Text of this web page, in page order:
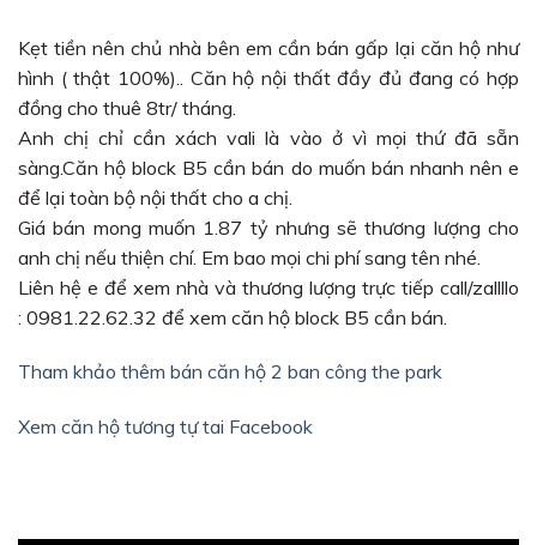
Kẹt tiền nên chủ nhà bên em cần bán gấp lại căn hộ như
hình ( thật 100%).. Căn hộ nội thất đầy đủ đang có hợp
đồng cho thuê 8tr/ tháng.
Anh chị chỉ cần xách vali là vào ở vì mọi thứ đã sẵn
sàng.Căn hộ block B5 cần bán do muốn bán nhanh nên e
để lại toàn bộ nội thất cho a chị.
Giá bán mong muốn 1.87 tỷ nhưng sẽ thương lượng cho
anh chị nếu thiện chí. Em bao mọi chi phí sang tên nhé.
Liên hệ e để xem nhà và thương lượng trực tiếp call/zallllo
: 0981.22.62.32 để xem căn hộ block B5 cần bán.
Tham khảo thêm bán căn hộ 2 ban công the park
Xem căn hộ tương tự tai Facebook